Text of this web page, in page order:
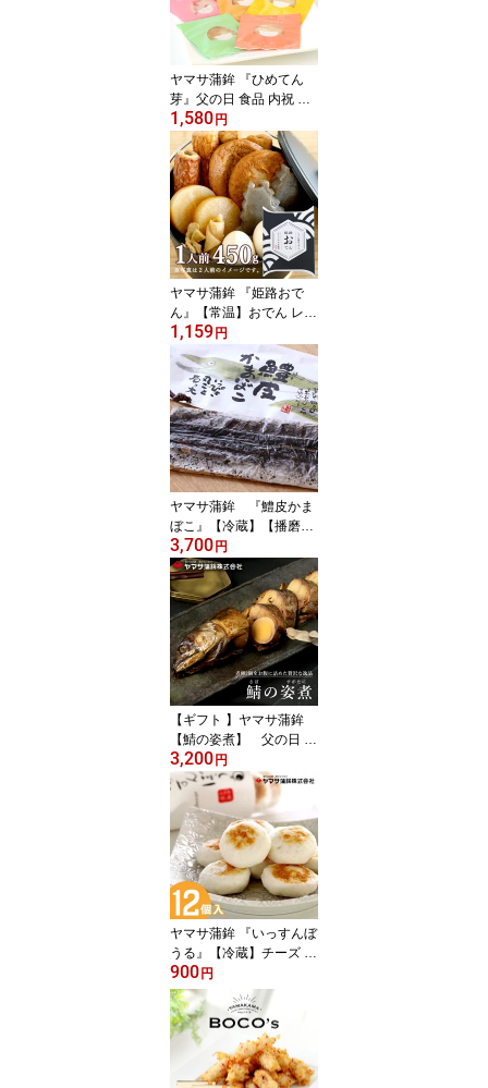
合せ 贈答品 日本酒 おつ
まみ 練り物 かまぼこ お
ヤマサ蒲鉾 『ひめてん
芽』父の日 食品 内祝 お
礼 ご挨拶 詰め合わせ ギ
フトセット 姫路グルメ
お取り寄せ 高級蒲鉾 挨
拶 贈答 さつま揚げ おつ
まみ プレゼント お祝い
1,580円
ヤマサ蒲鉾 『姫路おで
ん』【常温】おでん レト
ルト セット大根・たま
ご・こんにゃく・ごぼう
天・焼きちくわ・ひらて
ん・牛すじ お礼 詰合せ
贈り物 お土産
1,159円
ヤマサ蒲鉾 『鱧皮かま
ぼこ』【冷蔵】【播磨名
産】 平成25年 農林水
産祭 内閣総理大臣賞は
も100％％の高級かまぼ
こ父の日 姫路 お取り寄
せ グルメ お中元 夏ギフ
ト 帰省 手土産 日本酒 お
つまみ 練り物 かまぼこ
3,700円
【ギフト 】ヤマサ蒲鉾
【鯖の姿煮】 父の日 ギ
フト 食品 煮魚 日本酒 お
つまみ 姫路 お取り寄せ
グルメ 高級 詰め合わせ
帰省 挨拶 お礼 詰合せ 贈
答品
3,200円
ヤマサ蒲鉾 『いっすんぼ
うる』【冷蔵】チーズ 蒲
鉾 父の日 プレゼント 帰
省 挨拶 内祝 お礼 ご挨拶
日本酒 おやつ おつまみ
練り物
900円